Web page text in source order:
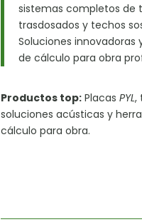
sistemas completos de
trasdosados y techos
Soluciones innovadoras
de cálculo para obra
Productos top: PlacasPYL,
soluciones acústicas y
cálculo para obra.